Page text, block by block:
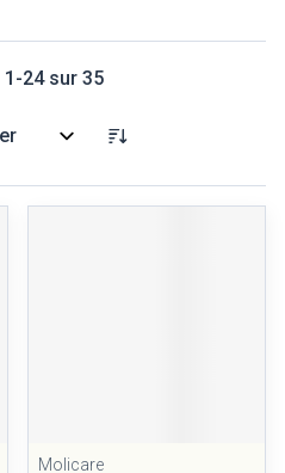
1 -24sur 35
Molicare